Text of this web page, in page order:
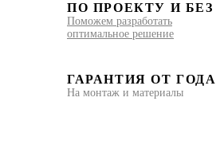
ПО ПРОЕКТУ И БЕЗ
Поможем разработать
оптимальное решение
ГАРАНТИЯ ОТ ГОДА
На монтаж и материалы